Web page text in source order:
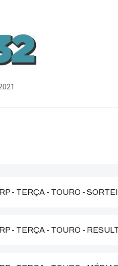
- TERÇA - TOURO -
- TERÇA - TOURO -